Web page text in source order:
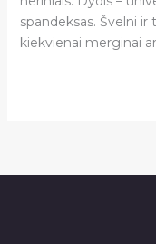
spandeksas. Švelni
kiekvienai merginai